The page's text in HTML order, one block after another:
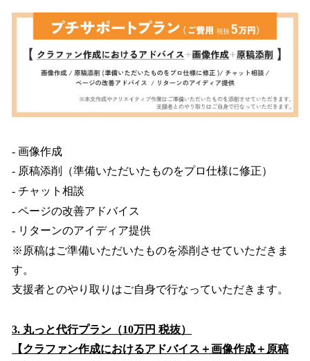
- 画像作成
- 原稿添削（準備いただいたものをプロ仕様に修正）
- チャット相談
- ページの改善アドバイス
- リターンのアイディア提供
※原稿はご準備いただいたものを添削させていただきま
す。
支援者とのやり取りはご自身で行なっていただきます。
3. 丸っと代行プラン（10万円 税抜）
【クラファン作成におけるアドバイス＋画像作成＋原稿